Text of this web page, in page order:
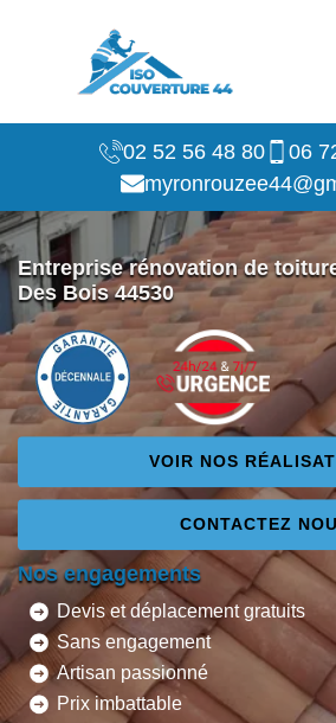
02 52 56 48 80
06
Entreprise rénovation de
Des Bois 44530
VOIR NOS
CONTACTEZ
Nos engagements
Devis et déplacement gratuits
Sans engagement
Artisan passionné
Prix imbattable